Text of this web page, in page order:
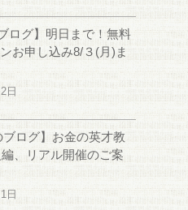
ログ】明日まで！無料
お申し込み8/３(月)ま
日
ブログ】お金の英才教
、リアル開催のご案
日